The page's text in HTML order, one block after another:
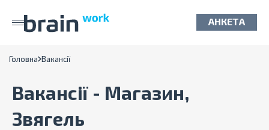
АНКЕТА
Головна Вакансії
Вакансії - Магазин,
Звягель